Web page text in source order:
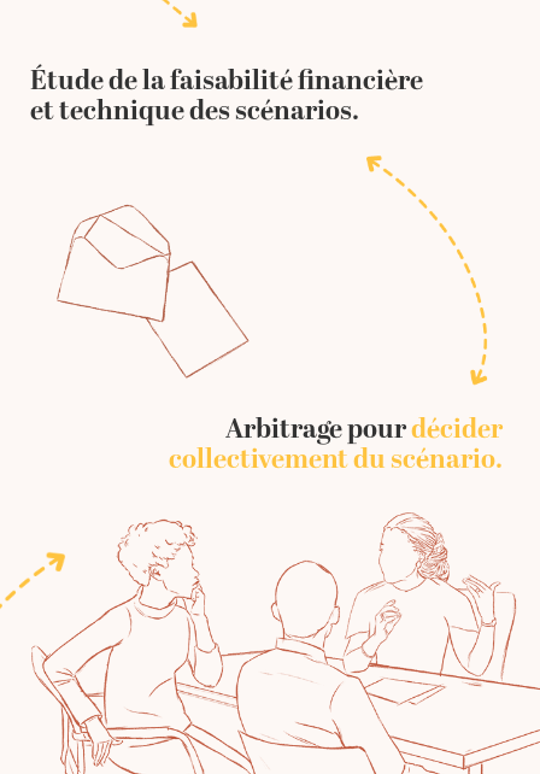
Étude de la faisabilité financière
et technique des scénarios.
Arbitrage pourdécider
collectivement du scénario.